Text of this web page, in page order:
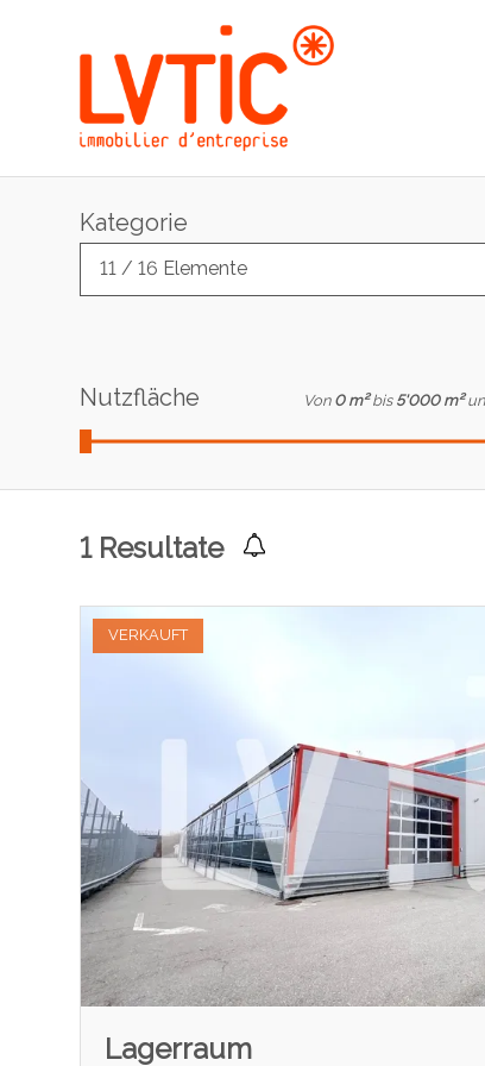
Kategorie
11 / 16 Elemente
Nutzfläche Von 0 m² bis 5'000 m²
1Resultate
VERKAUFT
Lagerraum